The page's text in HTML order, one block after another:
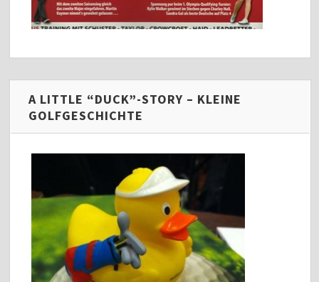
A LITTLE “DUCK”-STORY – KLEINE
GOLFGESCHICHTE